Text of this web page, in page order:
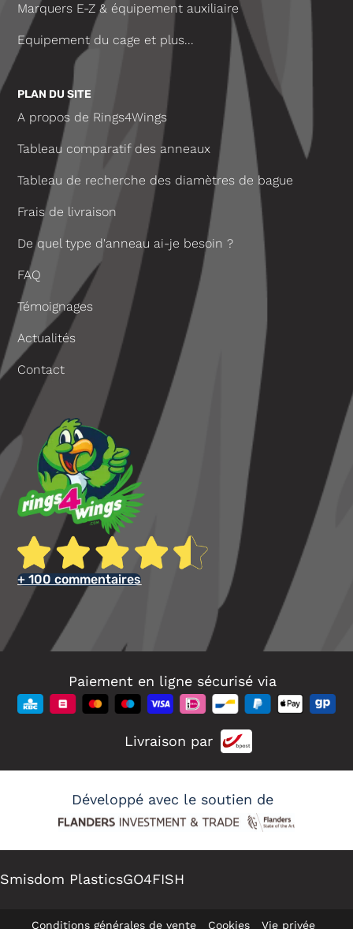
+ 100 commentaires
Marquers E-Z & équipement auxiliaire
Equipement du cage et plus...
PLAN DU SITE
A propos de Rings4Wings
Tableau comparatif des anneaux
Tableau de recherche des diamètres de bague
Frais de livraison
De quel type d'anneau ai-je besoin ?
FAQ
Témoignages
Actualités
Contact
Paiement en ligne sécurisé via
Livraison par
Développé avec le soutien de
Smisdom PlasticsGO4FISH
Conditions générales de vente Cookies Vie privée